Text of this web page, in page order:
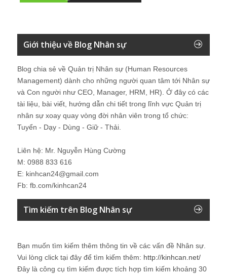
Giới thiệu về Blog Nhân sự
Blog chia sẻ về Quản trị Nhân sự (Human Resources
Management) dành cho những người quan tâm tới Nhân sự
và Con người như CEO, Manager, HRM, HR). Ở đây có các
tài liệu, bài viết, hướng dẫn chi tiết trong lĩnh vực Quản trị
nhân sự xoay quay vòng đời nhân viên trong tổ chức:
Tuyển - Dạy - Dùng - Giữ - Thải.
Liên hệ: Mr. Nguyễn Hùng Cường
M: 0988 833 616
E: kinhcan24@gmail.com
Fb: fb.com/kinhcan24
Tìm kiếm trên Blog Nhân sự
Bạn muốn tìm kiếm thêm thông tin về các vấn đề Nhân sự
Vui lòng click tại đây để tìm kiếm thêm: http://kinhcan.net/
Đây là công cụ tìm kiếm được tích hợp tìm kiếm khoảng 30